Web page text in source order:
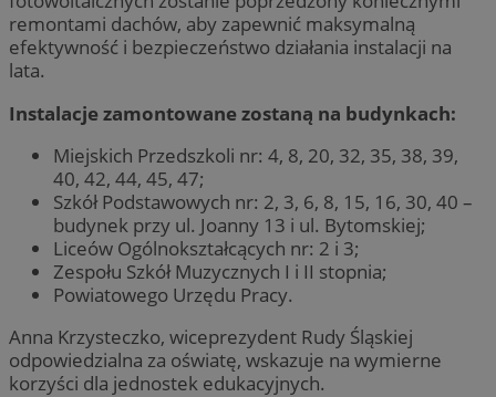
remontami dachów, aby zapewnić maksymalną
efektywność i bezpieczeństwo działania instalacji na
lata.
Instalacje zamontowane zostaną na budynkach:
Miejskich Przedszkoli nr: 4, 8, 20, 32, 35, 38, 39,
40, 42, 44, 45, 47;
Szkół Podstawowych nr: 2, 3, 6, 8, 15, 16, 30, 40 –
budynek przy ul. Joanny 13 i ul. Bytomskiej;
Liceów Ogólnokształcących nr: 2 i 3;
Zespołu Szkół Muzycznych I i II stopnia;
Powiatowego Urzędu Pracy.
Anna Krzysteczko, wiceprezydent Rudy Śląskiej
odpowiedzialna za oświatę, wskazuje na wymierne
korzyści dla jednostek edukacyjnych.